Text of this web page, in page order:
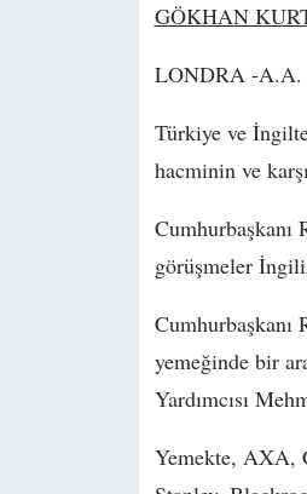
GÖKHAN
LONDRA -A.A.
Türkiye ve
hacminin ve
Cumhurbaşkanı
görüşmeler
Cumhurbaşkanı
yemeğinde bir
Yardımcısı
Yemekte, AXA,